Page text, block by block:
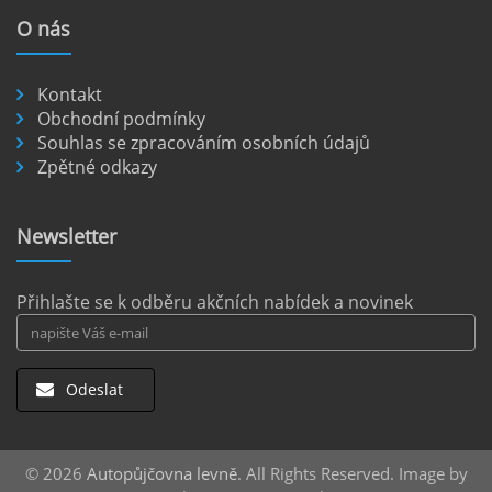
Pronájem auta na letišti Berlín.
Letiště Berlín Brandenburg (BER) je hlavním
dopravním uzlem pro cestovatele mířící do
okolních regionech bez omezení, pronájem
číst :celý článek
O nás
Kontakt
Obchodní podmínky
Souhlas se zpracováním osobních údajů
Zpětné odkazy
Newsletter
Přihlašte se k odběru akčních nabídek a novinek
Odeslat
© 2026 Autopůjčovna levně. All Rights Reserved. Image by